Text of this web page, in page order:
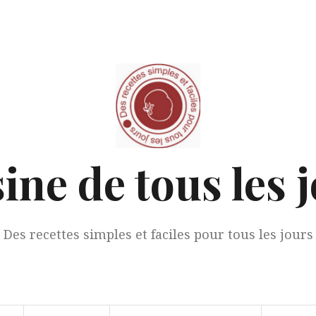
de tous les
Des recettes simples et faciles pour tous les jours